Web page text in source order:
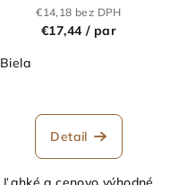
€14,18 bez DPH
€17,44 / par
Biela
Detail